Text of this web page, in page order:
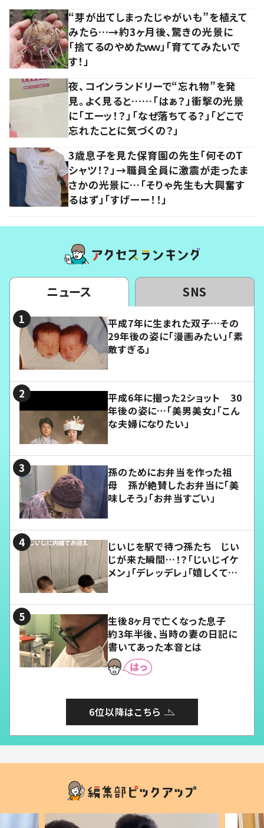
“芽が出てしまったじゃがいも”を植えて
みたら…→約3ヶ月後、驚きの光景に
「捨てるのやめたｗｗ」「育ててみたいで
す！」
夜、コインランドリーで“忘れ物”を発
見。よく見ると……「はぁ？」衝撃の光景
に「エーッ！？」「なぜ落ちてる？」「どこで
忘れたことに気づくの？」
3歳息子を見た保育園の先生「何そのT
シャツ！？」→職員全員に激震が走ったま
さかの光景に…「そりゃ先生も大興奮す
るはず」「すげーー！！」
ニュース SNS
平成7年に生まれた双子…その
29年後の姿に「漫画みたい」「素
敵すぎる」
平成6年に撮った2ショット 30
年後の姿に…「美男美女」「こん
な夫婦になりたい」
孫のためにお弁当を作った祖
母 孫が絶賛したお弁当に「美
味しそう」「お弁当すごい」
じいじを駅で待つ孫たち じい
じが来た瞬間…！？「じいじイケ
メン」「デレッデレ」「嬉しくて可
生後8ヶ月で亡くなった息子
約3年半後、当時の妻の日記に
書いてあった本音とは
6位以降はこちら